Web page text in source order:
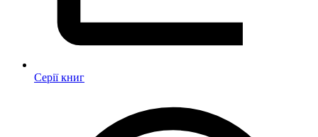
Серії книг